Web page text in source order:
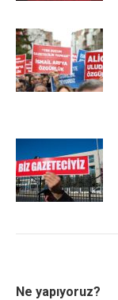
Ne yapıyoruz?